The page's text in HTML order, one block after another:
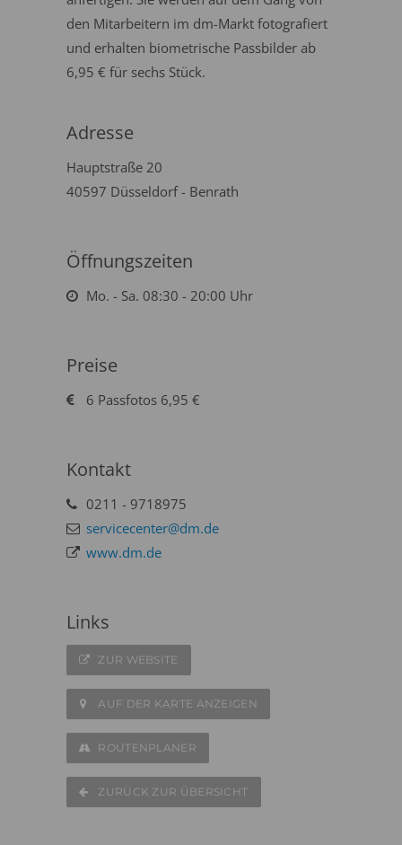
den Mitarbeitern im dm-Markt fotografiert
und erhalten biometrische Passbilder ab
6,95 € für sechs Stück.
Adresse
Hauptstraße 20
40597 Düsseldorf - Benrath
Öffnungszeiten
Mo. - Sa. 08:30 - 20:00 Uhr
Preise
6 Passfotos 6,95 €
Kontakt
0211 - 9718975
servicecenter@dm.de
www.dm.de
Links
ZUR WEBSITE
AUF DER KARTE ANZEIGEN
ROUTENPLANER
ZURÜCK ZUR ÜBERSICHT